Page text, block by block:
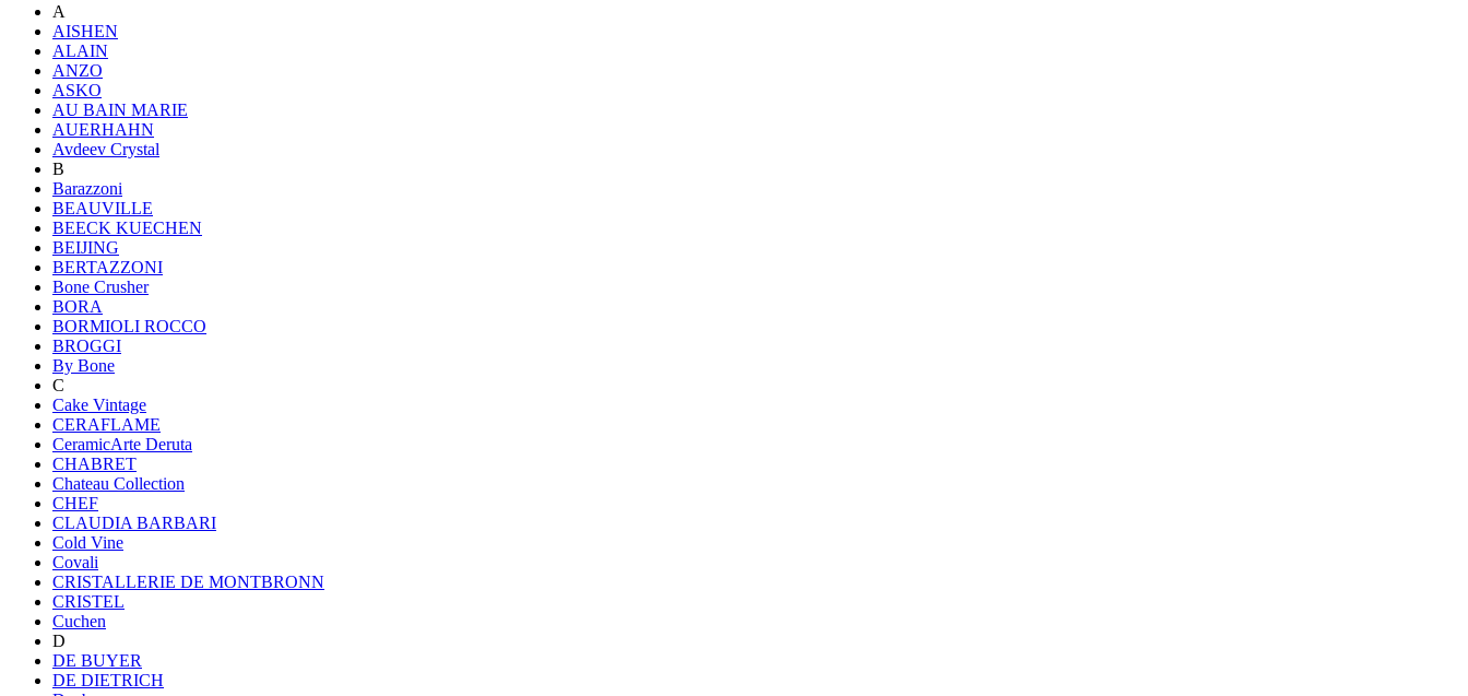
A
AISHEN
ALAIN
ANZO
ASKO
AU BAIN MARIE
AUERHAHN
Avdeev Crystal
B
Barazzoni
BEAUVILLE
BEECK KUECHEN
BEIJING
BERTAZZONI
Bone Crusher
BORA
BORMIOLI ROCCO
BROGGI
By Bone
C
Cake Vintage
CERAFLAME
CeramicArte Deruta
CHABRET
Chateau Collection
CHEF
CLAUDIA BARBARI
Cold Vine
Covali
CRISTALLERIE DE MONTBRONN
CRISTEL
Cuchen
D
DE BUYER
DE DIETRICH